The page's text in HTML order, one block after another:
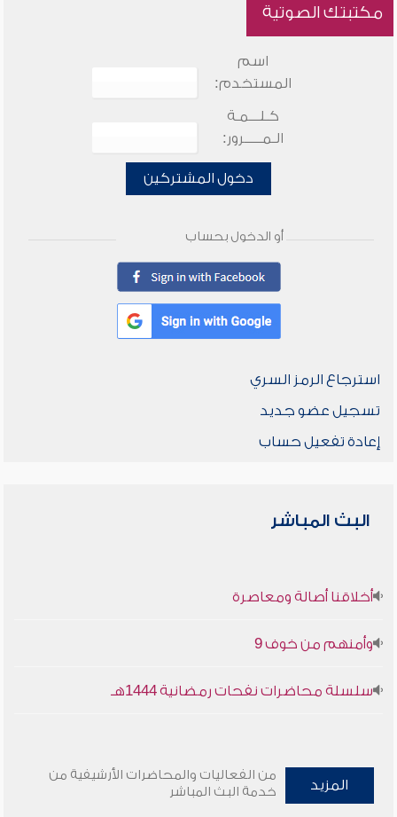
مكتبتك الصوتية
اسم
المستخدم:
كـلـــمـة
الـمـــــرور:
دخول المشتركين
أو الدخول بحساب
استرجاع الرمز السري
تسجيل عضو جديد
إعادة تفعيل حساب
البث المباشر
أخلاقنا أصالة ومعاصرة
وأمنهم من خوف 9
سلسلة محاضرات نفحات رمضانية 1444هـ
المزيد
من الفعاليات والمحاضرات الأرشيفية من
خدمة البث المباشر